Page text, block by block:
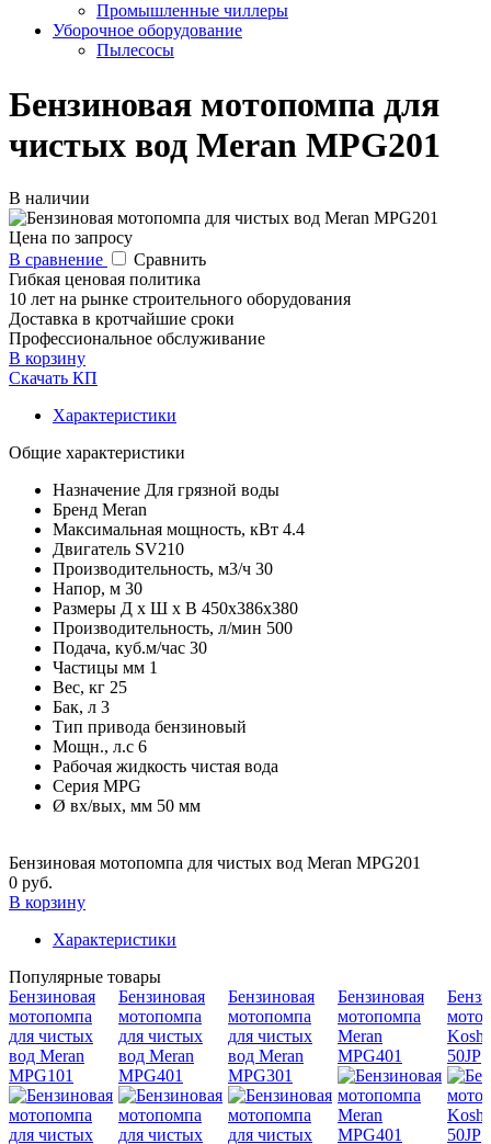
Промышленные чиллеры
Уборочное оборудование
Пылесосы
Бензиновая мотопомпа для
чистых вод Meran MPG201
В наличии
Цена по запросу
В сравнение
Сравнить
Гибкая ценовая политика
10 лет на рынке строительного оборудования
Доставка в кротчайшие сроки
Профессиональное обслуживание
В корзину
Скачать КП
Характеристики
Общие характеристики
Назначение Для грязной воды
Бренд Meran
Максимальная мощность, кВт 4.4
Двигатель SV210
Производительность, м3/ч 30
Напор, м 30
Размеры Д х Ш х В 450х386х380
Производительность, л/мин 500
Подача, куб.м/час 30
Частицы мм 1
Вес, кг 25
Бак, л 3
Тип привода бензиновый
Мощн., л.с 6
Рабочая жидкость чистая вода
Серия MPG
Ø вх/вых, мм 50 мм
Бензиновая мотопомпа для чистых вод Meran MPG201
0 руб.
В корзину
Характеристики
Популярные товары
Бензиновая
мотопомпа
для чистых
вод Meran
MPG101
Бензиновая
мотопомпа
для чистых
вод Meran
MPG401
Бензиновая
мотопомпа
для чистых
вод Meran
MPG301
Бензиновая
мотопомпа
Meran
MPG401
50JP